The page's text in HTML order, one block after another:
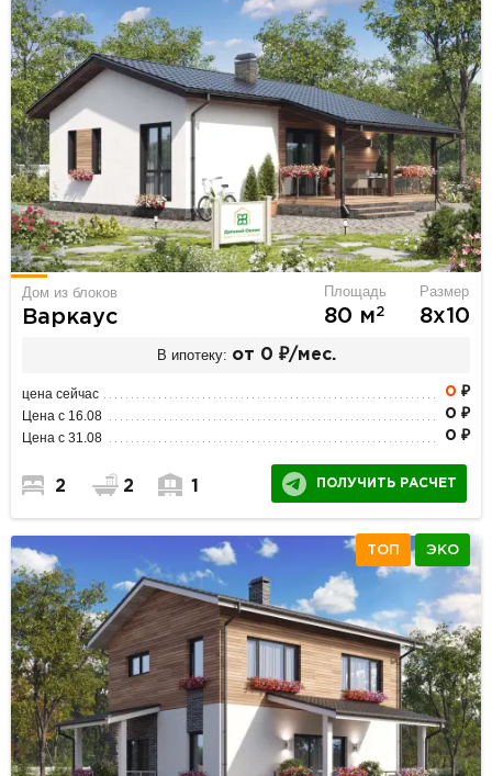
Дом из блоков
Варкаус
Площадь
80 м2
Размер
8х10
В ипотеку: от 0 ₽/мес.
цена сейчас 0 ₽
Цена с 16.08 0 ₽
Цена с 31.08 0 ₽
2 2 1 ПОЛУЧИТЬ РАСЧЕТ
ТОП ЭКО